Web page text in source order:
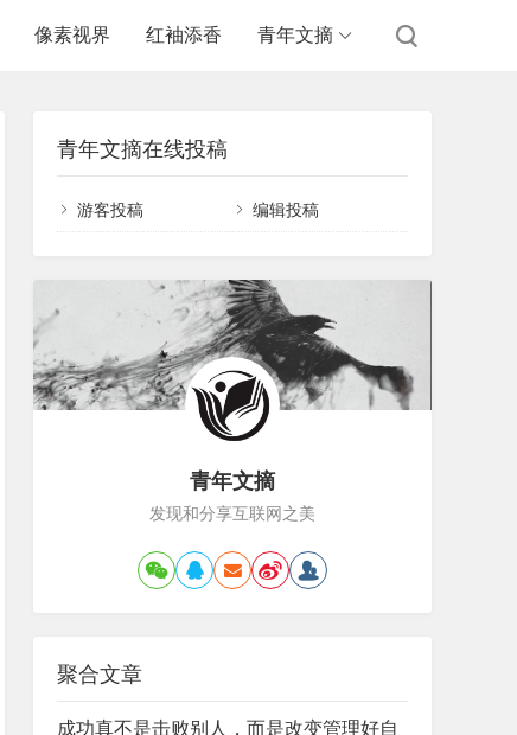
像素视界 红袖添香 青年文摘
青年文摘在线投稿
游客投稿 编辑投稿
青年文摘
发现和分享互联网之美
聚合文章
成功真不是击败别人，而是改变管理好自